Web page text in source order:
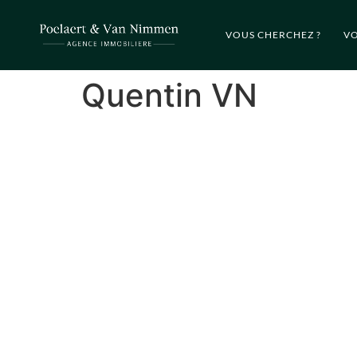
VOUS CHERCHEZ ?
Quentin VN